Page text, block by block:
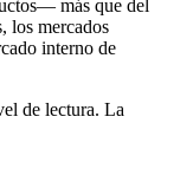
más que del
los mercados
interno de
de lectura. La